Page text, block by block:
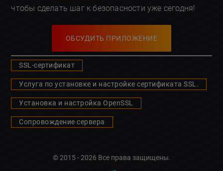
чтобы сделать шаг к безопасности уже сегодня!
ОБСУДИТЬ ПРИЛОЖЕНИЕ
SSL-сертификат
Услуга по установке и настройке сертификата SSL.
Установка и настройка OpenSSL
Сопровождение сервера
© 2015 - 2026 Все права защищены.